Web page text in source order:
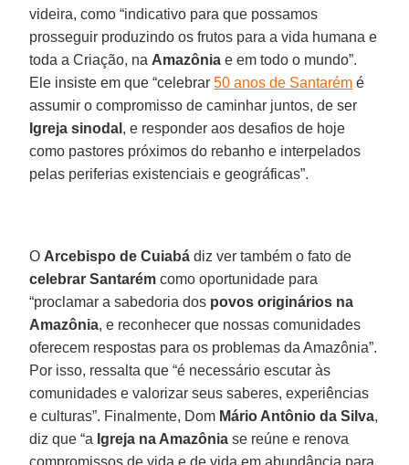
videira, como “indicativo para que possamos
prosseguir produzindo os frutos para a vida humana e
toda a Criação, na Amazônia e em todo o mundo”.
Ele insiste em que “celebrar50 anos de Santarém é
assumir o compromisso de caminhar juntos, de ser
Igreja sinodal , e responder aos desafios de hoje
como pastores próximos do rebanho e interpelados
pelas periferias existenciais e geográficas”.
O Arcebispo de Cuiabá diz ver também o fato de
celebrar Santarém como oportunidade para
“proclamar a sabedoria dos povos originários na
Amazônia, e reconhecer que nossas comunidades
oferecem respostas para os problemas da Amazônia”.
Por isso, ressalta que “é necessário escutar às
comunidades e valorizar seus saberes, experiências
e culturas”. Finalmente, Dom Mário Antônio da Silva,
diz que “a Igreja na Amazônia se reúne e renova
compromissos de vida e de vida em abundância para